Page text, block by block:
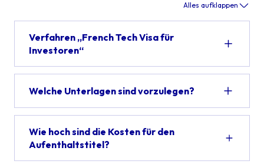
Alles aufklappen
Verfahren „French Tech Visa für
Investoren“
Welche Unterlagen sind vorzulegen?
Wie hoch sind die Kosten für den
Aufenthaltstitel?